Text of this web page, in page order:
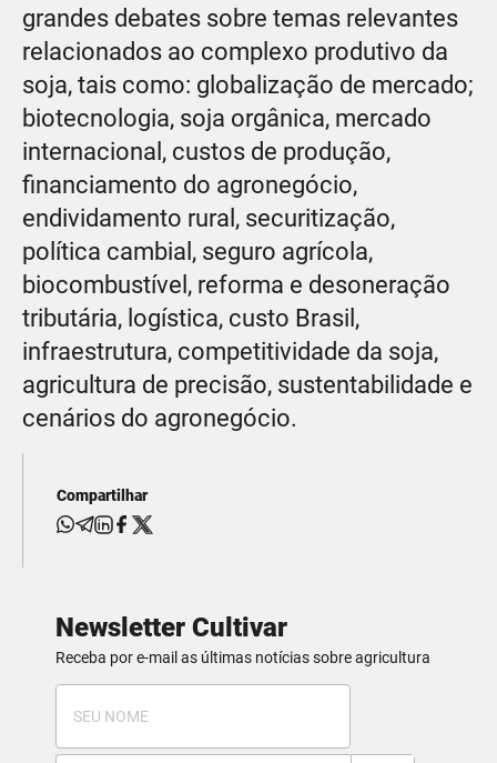
grandes debates sobre temas relevantes
relacionados ao complexo produtivo da
soja, tais como: globalização de mercado;
biotecnologia, soja orgânica, mercado
internacional, custos de produção,
financiamento do agronegócio,
endividamento rural, securitização,
política cambial, seguro agrícola,
biocombustível, reforma e desoneração
tributária, logística, custo Brasil,
infraestrutura, competitividade da soja,
agricultura de precisão, sustentabilidade e
cenários do agronegócio.
Compartilhar
Newsletter Cultivar
Receba por e-mail as últimas notícias sobre agricultura